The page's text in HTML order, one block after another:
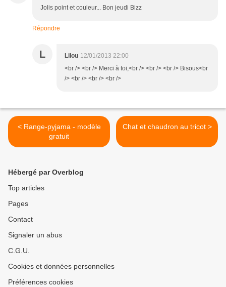
Jolis point et couleur... Bon jeudi Bizz
Répondre
L Lilou 12/01/2013 22:00
<br /> <br /> Merci à toi,<br /> <br /> <br /> Bisous<br
/> <br /> <br /> <br />
< Range-pyjama - modèle
gratuit
Chat et chaudron au tricot >
Hébergé par Overblog
Top articles
Pages
Contact
Signaler un abus
C.G.U.
Cookies et données personnelles
Préférences cookies